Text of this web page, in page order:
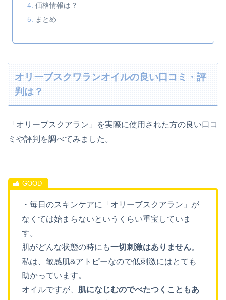
価格情報は？
まとめ
オリーブスクワランオイルの良い口コミ・評
判は？
「オリーブスクアラン」を実際に使用された方の良い口コ
ミや評判を調べてみました。
・毎日のスキンケアに「オリーブスクアラン」が
なくては始まらないというくらい重宝していま
す。
肌がどんな状態の時にも一切刺激はありません。
私は、敏感肌&アトピーなので低刺激にはとても
助かっています。
オイルですが、 肌になじむのでべたつくこともあ